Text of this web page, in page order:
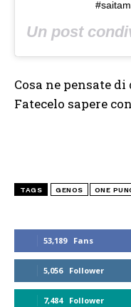
53,189 Fans
5,056 Follower
7,484 Follower
Un post
Cosa ne pensate di
Fatecelo sapere
TAGS GENOS ONE